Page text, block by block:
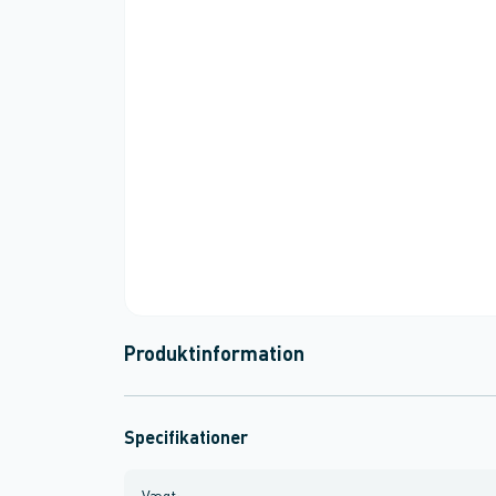
Produktinformation
Specifikationer